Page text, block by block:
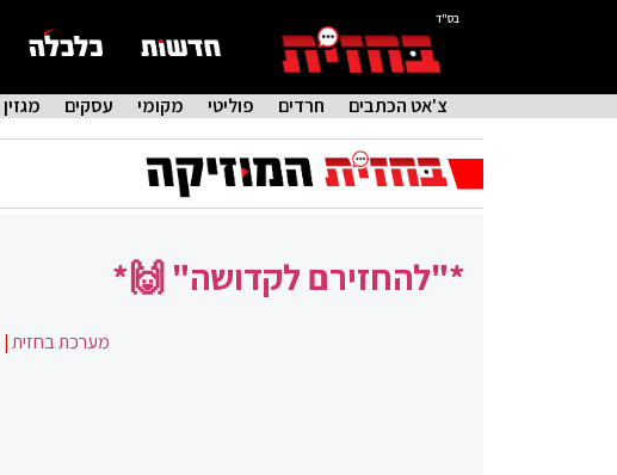
בס"ד
צ'אט הכתבים חרדים פוליטי מקומי עסקים מגזין
*"להחזירם לקדושה" 🙌*
מערכת בחזית|